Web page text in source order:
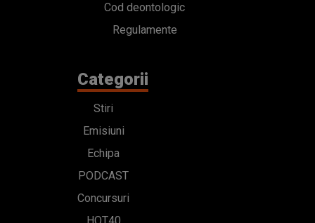
Cod deontologic
Regulamente
Categorii
Stiri
Emisiuni
Echipa
PODCAST
Concursuri